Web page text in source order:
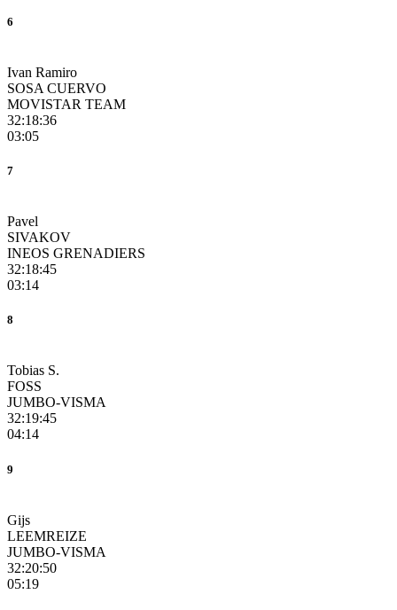
6
Ivan Ramiro
SOSA CUERVO
MOVISTAR TEAM
32:18:36
03:05
7
Pavel
SIVAKOV
INEOS GRENADIERS
32:18:45
03:14
8
Tobias S.
FOSS
JUMBO-VISMA
32:19:45
04:14
9
Gijs
LEEMREIZE
JUMBO-VISMA
32:20:50
05:19